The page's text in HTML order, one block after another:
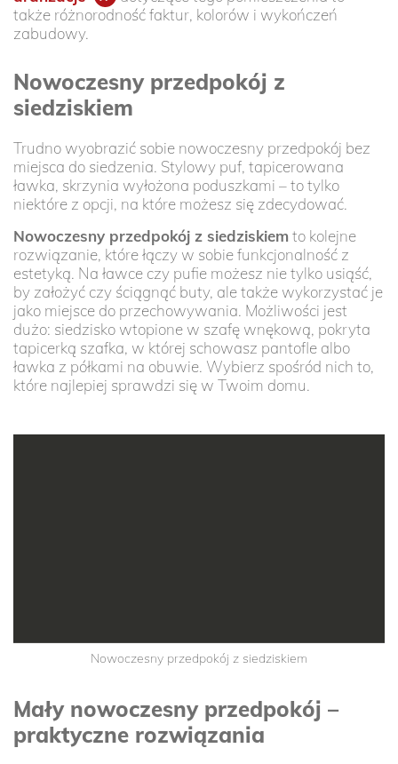
także różnorodność faktur, kolorów i wykończeń
zabudowy.
Nowoczesny przedpokój z
siedziskiem
Trudno wyobrazić sobie nowoczesny przedpokój bez
miejsca do siedzenia. Stylowy puf, tapicerowana
ławka, skrzynia wyłożona poduszkami – to tylko
niektóre z opcji, na które możesz się zdecydować.
Nowoczesny przedpokój z siedziskiemto kolejne
rozwiązanie, które łączy w sobie funkcjonalność z
estetyką. Na ławce czy pufie możesz nie tylko usiąść,
by założyć czy ściągnąć buty, ale także wykorzystać je
jako miejsce do przechowywania. Możliwości jest
dużo: siedzisko wtopione w szafę wnękową, pokryta
tapicerką szafka, w której schowasz pantofle albo
ławka z półkami na obuwie. Wybierz spośród nich to,
które najlepiej sprawdzi się w Twoim domu.
Nowoczesny przedpokój z siedziskiem
Mały nowoczesny przedpokój –
praktyczne rozwiązania